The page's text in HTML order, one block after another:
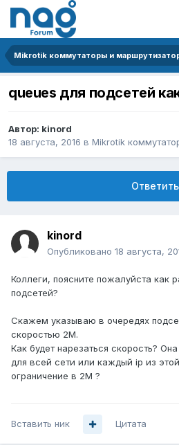
Mikrotik коммутаторы и
queues для подсетей
Автор: kinord
18 августа, 2016 в Mikrotik
Ответить
kinord
Опубликовано 18 августа,
Коллеги, поясните пожалуйста как
подсетей?
Скажем указываю в очередях
скоростью 2М.
Как будет нарезаться скорость?
для всей сети или каждый ip из
ограничение в 2М ?
Вставить ник Цитата